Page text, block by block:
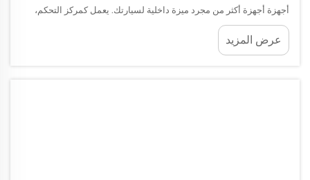
أجهزة أجهزة أكثر من مجرد ميزة داخلية لسيارتك. يعمل كمركز التحكم،
يقدم معلومات حيوية، وظائف، وسهولة الاستخدام للشخص الذي يدير
السيارة. سواء كنت...
عرض المزيد